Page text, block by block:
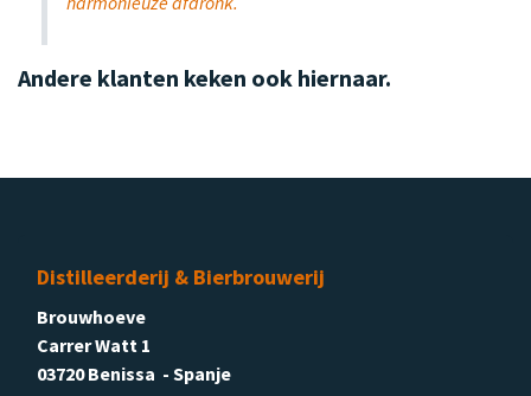
Andere klanten keken ook hiernaar.
Distilleerderij & Bierbrouwerij
Brouwhoeve
Carrer Watt 1
03720 Benissa - Spanje